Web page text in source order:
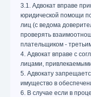
3.1. Адвокат вправе
юридической помощи
лиц (с ведома
проверять
плательщиком -
4. Адвокат вправе с
лицами,
5. Адвокату
имущество в
6. В случае если в